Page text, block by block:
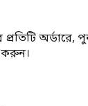
অর্ডারে,